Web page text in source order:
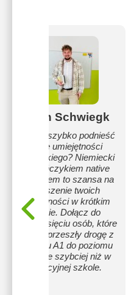
Kevin Schwiegk
Chcesz szybko podnieść
swoje umiejętności
niemieckiego? Niemiecki
z Berlińczykiem native
speakerem to szansa na
ulepszenie twoich
umiejętności w krótkim
czasie. Dołącz do
kilkudziesięciu osób, które
ze mną przeszły drogę z
poziomu A1 do poziomu
B2 wiele szybciej niż w
tradycyjnej szkole.